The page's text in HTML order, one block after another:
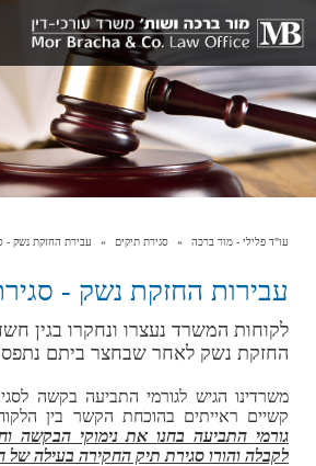
עו"ד פלילי - מור ברכה סגירת תיקים עבירת החזקת נשק -
עבירות החזקת נשק -
לקוחות המשרד נעצרו ונחקרו בגין
החזקת נשק לאחר שבחצר ביתם
משרדינו הגיש לגורמי התביעה בקשה
קשיים ראייתים בהוכחת הקשר בין
גורמי התביעה בחנו את נימוקי הבקשה
לקבלה והורו סגירת תיק החקירה בעילה של